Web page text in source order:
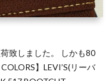
致しました。 しかも80
】LEVI’S(リーバ